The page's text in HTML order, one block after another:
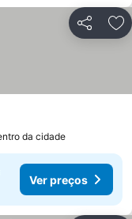
Partilhar
da cidade
Ver preços